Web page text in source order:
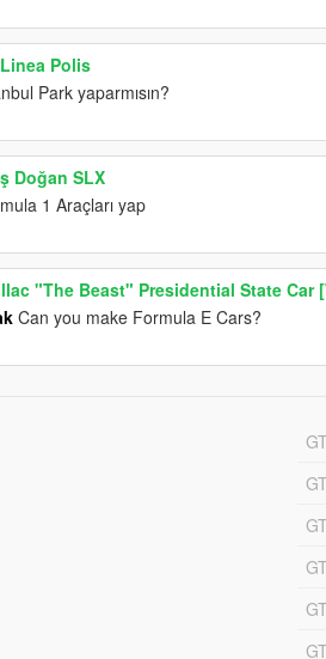
Polis
Park yaparmısın?
Doğan SLX
1 Araçları yap
"The Beast" Presidential State Car
Can you make Formula E Cars?